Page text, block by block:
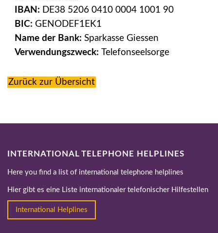
IBAN: DE38 5206 0410 0004 1001 90
BIC: GENODEF1EK1
Name der Bank: Sparkasse Giessen
Verwendungszweck: Telefonseelsorge
Zurück zur Übersicht
INTERNATIONAL TELEPHONE HELPLINES
Here you find a list of international telephone helplines
Hier gibt es eine Liste internationaler telefonischer Hilfestellen
International Helplines